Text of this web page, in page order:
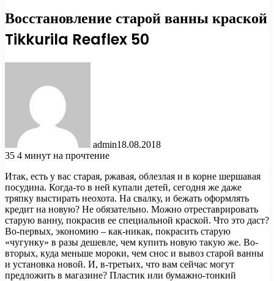
Восстановление старой ванны краской
Tikkurila Reaflex 50
admin18.08.2018
35 4 минут на прочтение
Итак, есть у вас старая, ржавая, облезлая и в корне шершавая
посудина. Когда-то в ней купали детей, сегодня же даже
тряпку выстирать неохота. На свалку, и бежать оформлять
кредит на новую? Не обязательно. Можно отреставрировать
старую ванну, покрасив ее специальной краской. Что это даст?
Во-первых, экономию – как-никак, покрасить старую
«чугунку» в разы дешевле, чем купить новую такую же. Во-
вторых, куда меньше мороки, чем снос и вывоз старой ванны
и установка новой. И, в-третьих, что вам сейчас могут
предложить в магазине? Пластик или бумажно-тонкий